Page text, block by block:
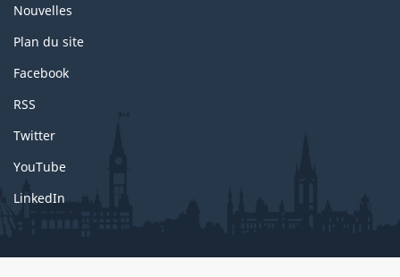
de
ce
site
Nouvelles
Plan du site
Facebook
RSS
Twitter
YouTube
LinkedIn